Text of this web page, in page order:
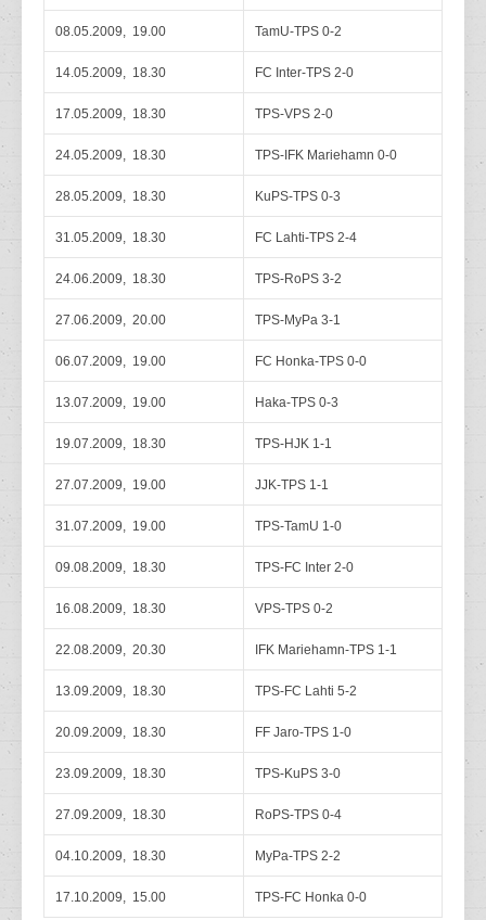
08.05.2009, 19.00 TamU-TPS 0-2
14.05.2009, 18.30 FC Inter-TPS 2-0
17.05.2009, 18.30 TPS-VPS 2-0
24.05.2009, 18.30 TPS-IFK Mariehamn 0-0
28.05.2009, 18.30 KuPS-TPS 0-3
31.05.2009, 18.30 FC Lahti-TPS 2-4
24.06.2009, 18.30 TPS-RoPS 3-2
27.06.2009, 20.00 TPS-MyPa 3-1
06.07.2009, 19.00 FC Honka-TPS 0-0
13.07.2009, 19.00 Haka-TPS 0-3
19.07.2009, 18.30 TPS-HJK 1-1
27.07.2009, 19.00 JJK-TPS 1-1
31.07.2009, 19.00 TPS-TamU 1-0
09.08.2009, 18.30 TPS-FC Inter 2-0
16.08.2009, 18.30 VPS-TPS 0-2
22.08.2009, 20.30 IFK Mariehamn-TPS 1-1
13.09.2009, 18.30 TPS-FC Lahti 5-2
20.09.2009, 18.30 FF Jaro-TPS 1-0
23.09.2009, 18.30 TPS-KuPS 3-0
27.09.2009, 18.30 RoPS-TPS 0-4
04.10.2009, 18.30 MyPa-TPS 2-2
17.10.2009, 15.00 TPS-FC Honka 0-0